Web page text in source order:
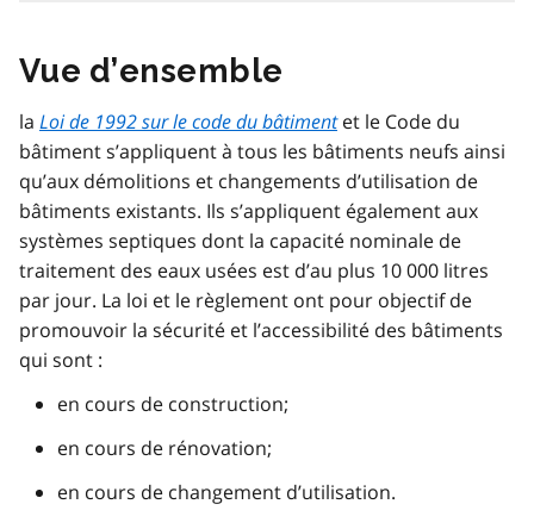
Vue d’ensemble
la Loi de 1992 sur le code du bâtimentet le Code du
bâtiment s’appliquent à tous les bâtiments neufs ainsi
qu’aux démolitions et changements d’utilisation de
bâtiments existants. Ils s’appliquent également aux
systèmes septiques dont la capacité nominale de
traitement des eaux usées est d’au plus 10 000 litres
par jour. La loi et le règlement ont pour objectif de
promouvoir la sécurité et l’accessibilité des bâtiments
qui sont :
en cours de construction;
en cours de rénovation;
en cours de changement d’utilisation.